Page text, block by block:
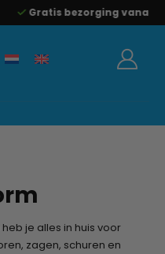
morgen in huis*
je alles in huis voor
zagen, schuren en